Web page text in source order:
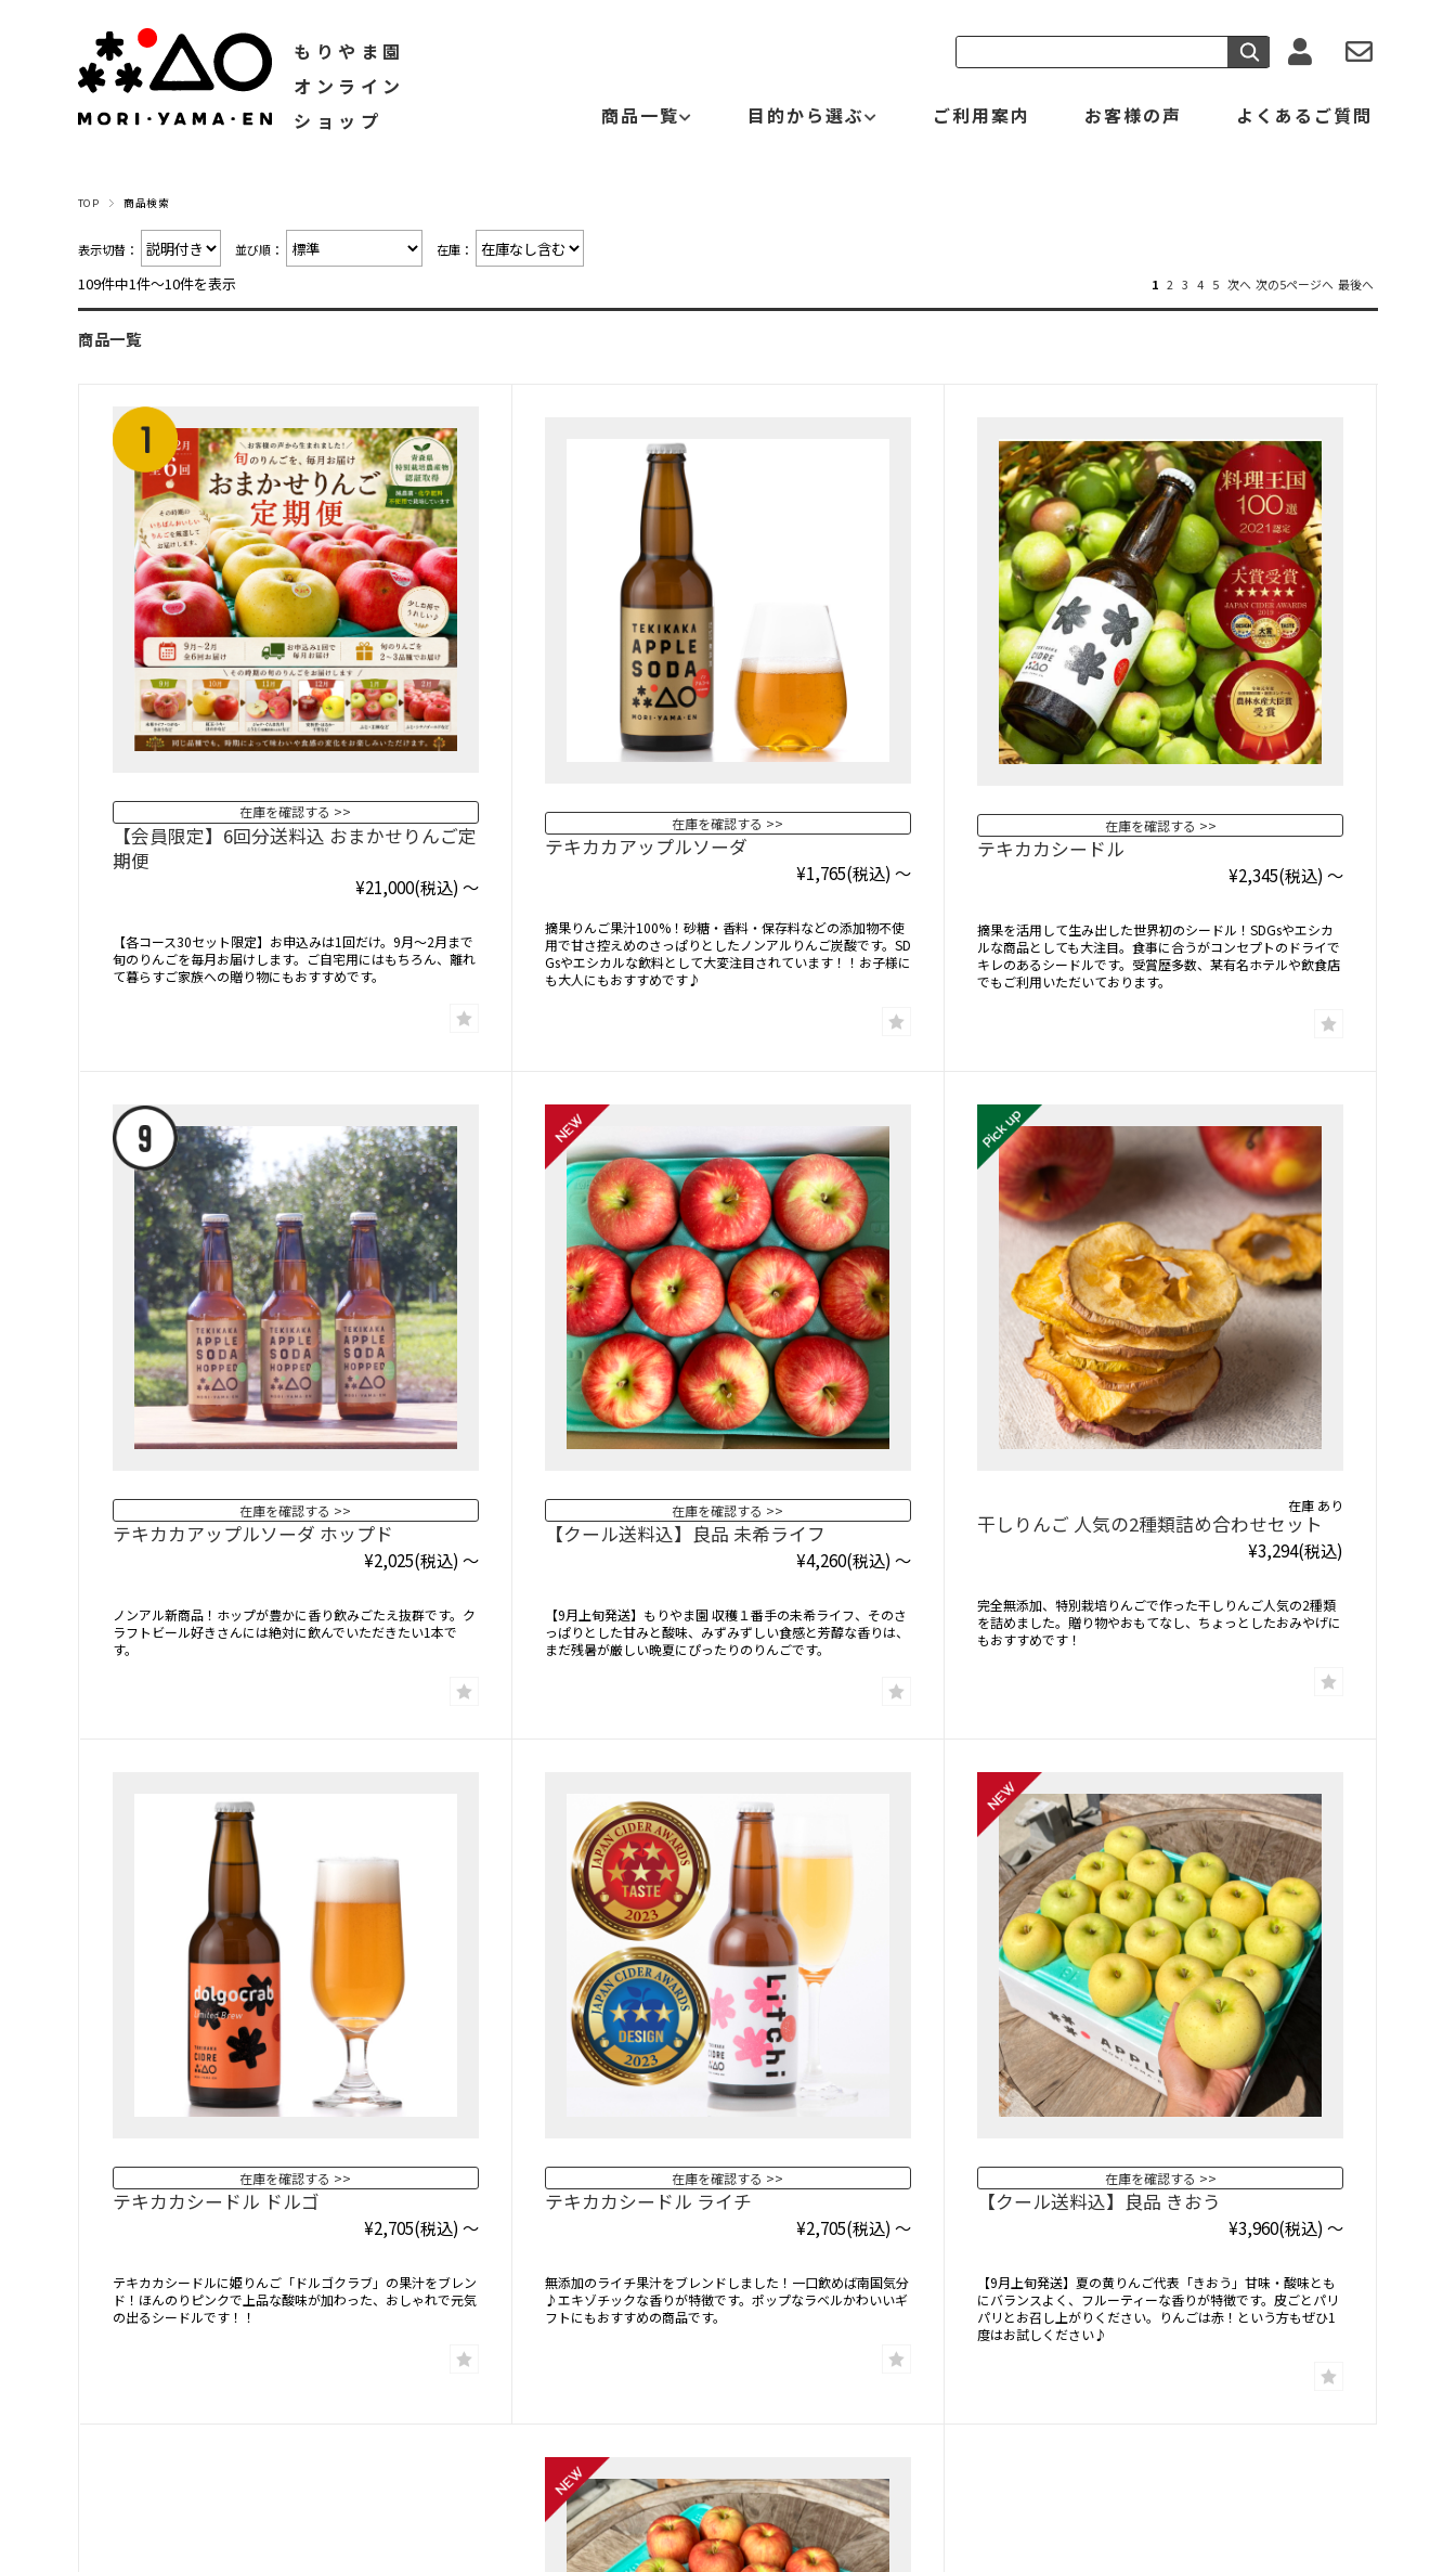
もりやま園
オンライン
ショップ
商品一覧 目的から選ぶ ご利用案内 お客様の声 よくあるご質問
TOP 商品検索
表示切替： 並び順： 在庫：
109件中1件〜10件を表示 1 2 3 4 5 次へ 次の5ページへ 最後へ
商品一覧
在庫を確認する
【会員限定】6回分送料込 おまかせりんご定
期便
¥21,000(税込) ～
【各コース30セット限定】お申込みは1回だけ。9月〜2月まで
旬のりんごを毎月お届けします。ご自宅用にはもちろん、離れ
て暮らすご家族への贈り物にもおすすめです。
在庫を確認する
テキカカアップルソーダ
¥1,765(税込) ～
摘果りんご果汁100%！砂糖・香料・保存料などの添加物不使
用で甘さ控えめのさっぱりとしたノンアルりんご炭酸です。SD
Gsやエシカルな飲料として大変注目されています！！お子様に
も大人にもおすすめです♪
在庫を確認する
テキカカシードル
¥2,345(税込) ～
摘果を活用して生み出した世界初のシードル！SDGsやエシカ
ルな商品としても大注目。食事に合うがコンセプトのドライで
キレのあるシードルです。受賞歴多数、某有名ホテルや飲食店
でもご利用いただいております。
在庫を確認する
テキカカアップルソーダ ホップド
¥2,025(税込) ～
ノンアル新商品！ホップが豊かに香り飲みごたえ抜群です。ク
ラフトビール好きさんには絶対に飲んでいただきたい1本で
す。
在庫を確認する
【クール送料込】良品 未希ライフ
¥4,260(税込) ～
【9月上旬発送】もりやま園 収穫１番手の未希ライフ、そのさ
っぱりとした甘みと酸味、みずみずしい食感と芳醇な香りは、
まだ残暑が厳しい晩夏にぴったりのりんごです。
在庫 あり
干しりんご 人気の2種類詰め合わせセット
¥3,294(税込)
完全無添加、特別栽培りんごで作った干しりんご人気の2種類
を詰めました。贈り物やおもてなし、ちょっとしたおみやげに
もおすすめです！
在庫を確認する
テキカカシードル ドルゴ
¥2,705(税込) ～
テキカカシードルに姫りんご「ドルゴクラブ」の果汁をブレン
ド！ほんのりピンクで上品な酸味が加わった、おしゃれで元気
の出るシードルです！！
在庫を確認する
テキカカシードル ライチ
¥2,705(税込) ～
無添加のライチ果汁をブレンドしました！一口飲めば南国気分
♪エキゾチックな香りが特徴です。ポップなラベルかわいいギ
フトにもおすすめの商品です。
在庫を確認する
【クール送料込】良品 きおう
¥3,960(税込) ～
【9月上旬発送】夏の黄りんご代表「きおう」甘味・酸味とも
にバランスよく、フルーティーな香りが特徴です。皮ごとパリ
パリとお召し上がりください。りんごは赤！という方もぜひ1
度はお試しください♪